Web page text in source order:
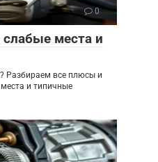
0
места и
Разбираем все плюсы и
и типичные